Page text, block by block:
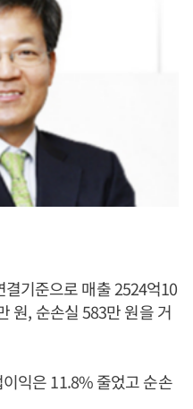
기준으로 매출 2524억10
원, 순손실 583만 원을 거
익은 11.8% 줄었고 순손